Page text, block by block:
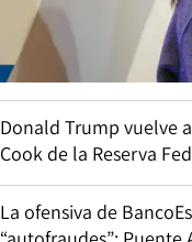
Donald Trump vuelve
Cook de la Reserva
La ofensiva de